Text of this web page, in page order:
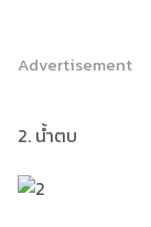
Advertisement
2. น้ำตบ